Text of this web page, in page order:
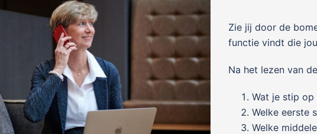
Zie jij door de
functie vindt die
Na het lezen van
Wat je stip
Welke eerste
Welke